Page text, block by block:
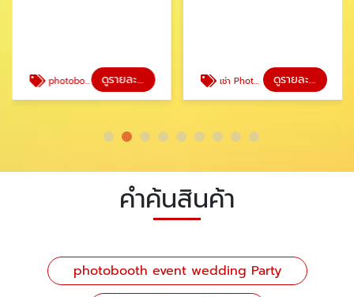
photobooth เจ้าไหนดี ดูรายละเอียด เช่า Photobooth รายวัน รายเดือน ดูรายละเอียด
คำค้นสินค้า
photobooth event wedding Party